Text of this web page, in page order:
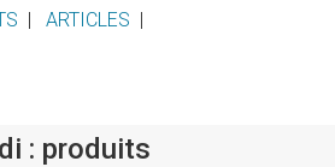
| ARTICLES |
: produits